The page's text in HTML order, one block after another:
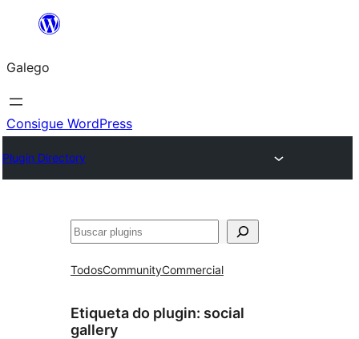
Saltar
contido
Galego
Consigue WordPress
Plugin Directory
Buscar
TodosCommunityCommercial
Etiqueta do plugin: social
gallery